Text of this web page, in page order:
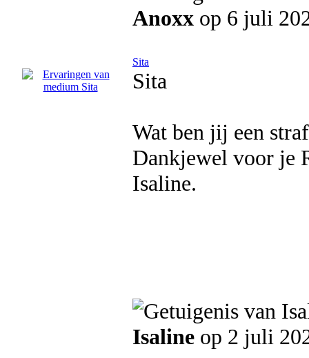
Anoxx op 6 juli
Sita
Sita
Wat ben jij een
Dankjewel voor je
Isaline.
Isaline op 2 juli